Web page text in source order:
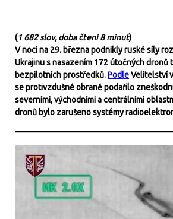
(1 682 slov, doba čtení 8 minut)
V noci na 29. března podnikly ruské síly
Ukrajinu s nasazením 172 útočných dronů
bezpilotních prostředků.PodleVelitelství
se protivzdušné obraně podařilo
severními, východními a centrálními
dronů bylo zarušeno systémy